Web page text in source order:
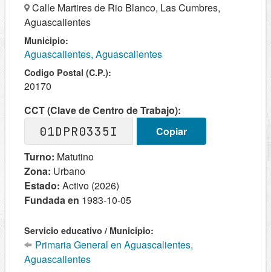
Calle Martires de Rio Blanco, Las Cumbres,
Aguascalientes
Municipio:
Aguascalientes, Aguascalientes
Codigo Postal (C.P.):
20170
CCT (Clave de Centro de Trabajo):
01DPR0335I
Copiar
Turno: Matutino
Zona: Urbano
Estado: Activo (2026)
Fundada en 1983-10-05
Servicio educativo / Municipio:
Primaria General en Aguascalientes,
Aguascalientes